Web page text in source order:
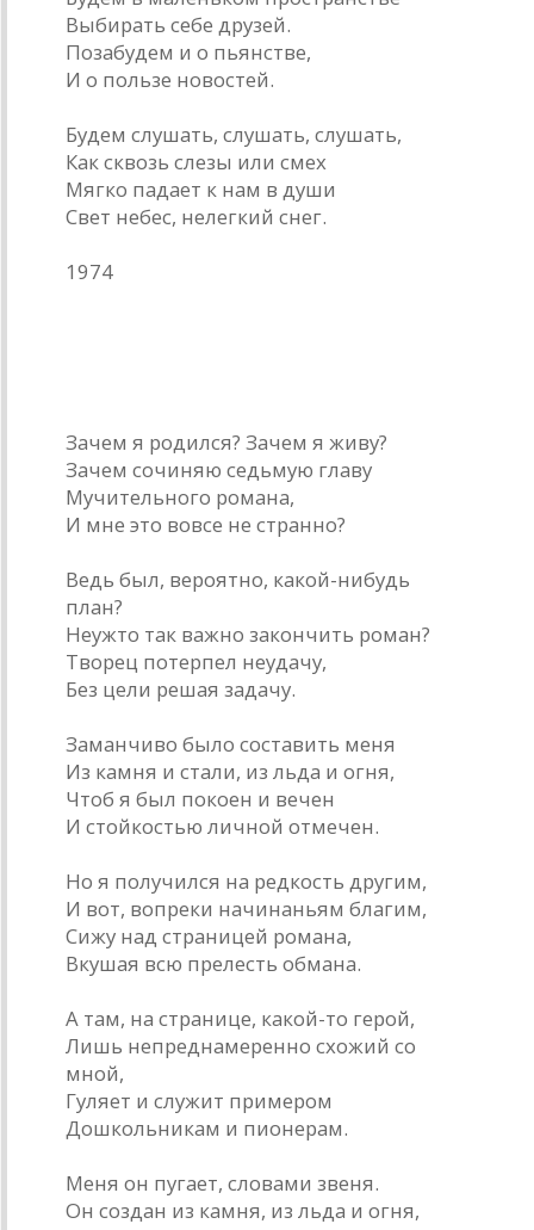
Выбирать себе друзей.
Позабудем и о пьянстве,
И о пользе новостей.
Будем слушать, слушать, слушать,
Как сквозь слезы или смех
Мягко падает к нам в души
Свет небес, нелегкий снег.
1974
Зачем я родился? Зачем я живу?
Зачем сочиняю седьмую главу
Мучительного романа,
И мне это вовсе не странно?
Ведь был, вероятно, какой-нибудь
план?
Неужто так важно закончить роман?
Творец потерпел неудачу,
Без цели решая задачу.
Заманчиво было составить меня
Из камня и стали, из льда и огня,
Чтоб я был покоен и вечен
И стойкостью личной отмечен.
Но я получился на редкость другим,
И вот, вопреки начинаньям благим,
Сижу над страницей романа,
Вкушая всю прелесть обмана.
А там, на странице, какой-то герой,
Лишь непреднамеренно схожий со
мной,
Гуляет и служит примером
Дошкольникам и пионерам.
Меня он пугает, словами звеня.
Он создан из камня, из льда и огня,